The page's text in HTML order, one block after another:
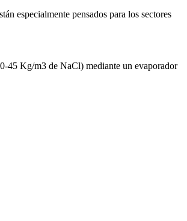
especialmente pensados para los sectores
45 Kg/m3 de NaCl) mediante un evaporador